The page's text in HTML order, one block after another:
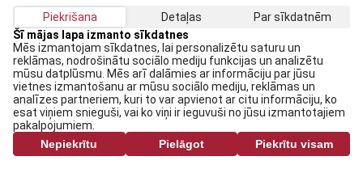
lhf@lhf.lv
+371 67565614
Saņem jaunākās ziņas savā E-pastā:
Pieteikties
Piekrītu savaidatu apstrādei
Visas tiesības rezervētas. Pārpublicēšanas gadījumā saite uz lhf.lv ir obligāta
Piekrišana Detaļas
Par sīkdatnēm
Šī mājas lapa izmanto sīkdatnes
Mēs izmantojam sīkdatnes, lai personalizētu saturu un
reklāmas, nodrošinātu sociālo mediju funkcijas un analizētu
mūsu datplūsmu. Mēs arī dalāmies ar informāciju par jūsu
vietnes izmantošanu ar mūsu sociālo mediju, reklāmas un
analīzes partneriem, kuri to var apvienot ar citu informāciju, ko
esat viņiem snieguši, vai ko viņi ir ieguvuši no jūsu izmantotajiem
pakalpojumiem.
Nepiekrītu
Pielāgot Piekrītu visam